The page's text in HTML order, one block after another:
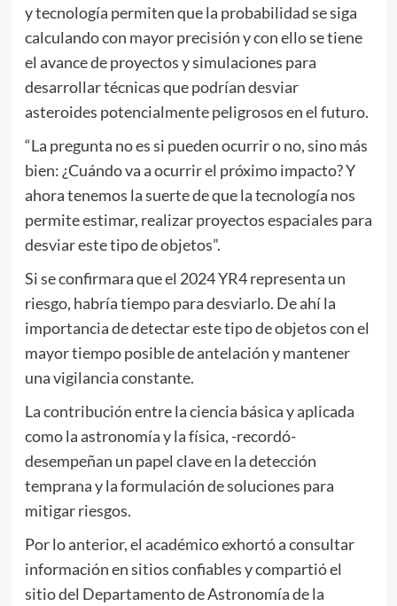
y tecnología permiten que la probabilidad se siga
calculando con mayor precisión y con ello se tiene
el avance de proyectos y simulaciones para
desarrollar técnicas que podrían desviar
asteroides potencialmente peligrosos en el futuro.
“La pregunta no es si pueden ocurrir o no, sino más
bien: ¿Cuándo va a ocurrir el próximo impacto? Y
ahora tenemos la suerte de que la tecnología nos
permite estimar, realizar proyectos espaciales para
desviar este tipo de objetos”.
Si se confirmara que el 2024 YR4 representa un
riesgo, habría tiempo para desviarlo. De ahí la
importancia de detectar este tipo de objetos con el
mayor tiempo posible de antelación y mantener
una vigilancia constante.
La contribución entre la ciencia básica y aplicada
como la astronomía y la física, -recordó-
desempeñan un papel clave en la detección
temprana y la formulación de soluciones para
mitigar riesgos.
Por lo anterior, el académico exhortó a consultar
información en sitios confiables y compartió el
sitio del Departamento de Astronomía de la